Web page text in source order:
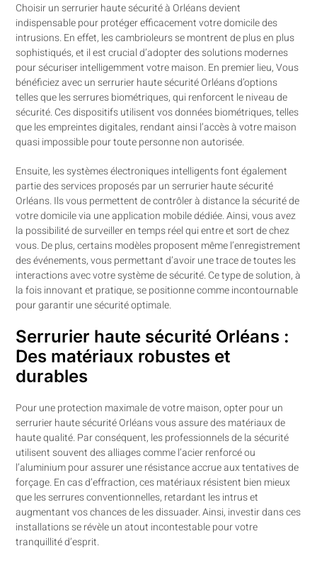
Choisir un serrurier haute sécurité à Orléans devient
indispensable pour protéger efficacement votre domicile des
intrusions. En effet, les cambrioleurs se montrent de plus en plus
sophistiqués, et il est crucial d’adopter des solutions modernes
pour sécuriser intelligemment votre maison. En premier lieu, Vous
bénéficiez avec un serrurier haute sécurité Orléans d’options
telles que les serrures biométriques, qui renforcent le niveau de
sécurité. Ces dispositifs utilisent vos données biométriques, telles
que les empreintes digitales, rendant ainsi l’accès à votre maison
quasi impossible pour toute personne non autorisée.
Ensuite, les systèmes électroniques intelligents font également
partie des services proposés par un serrurier haute sécurité
Orléans. Ils vous permettent de contrôler à distance la sécurité de
votre domicile via une application mobile dédiée. Ainsi, vous avez
la possibilité de surveiller en temps réel qui entre et sort de chez
vous. De plus, certains modèles proposent même l’enregistrement
des événements, vous permettant d’avoir une trace de toutes les
interactions avec votre système de sécurité. Ce type de solution, à
la fois innovant et pratique, se positionne comme incontournable
pour garantir une sécurité optimale.
Serrurier haute sécurité Orléans :
Des matériaux robustes et
durables
Pour une protection maximale de votre maison, opter pour un
serrurier haute sécurité Orléans vous assure des matériaux de
haute qualité. Par conséquent, les professionnels de la sécurité
utilisent souvent des alliages comme l’acier renforcé ou
l’aluminium pour assurer une résistance accrue aux tentatives de
forçage. En cas d’effraction, ces matériaux résistent bien mieux
que les serrures conventionnelles, retardant les intrus et
augmentant vos chances de les dissuader. Ainsi, investir dans ces
installations se révèle un atout incontestable pour votre
tranquillité d’esprit.